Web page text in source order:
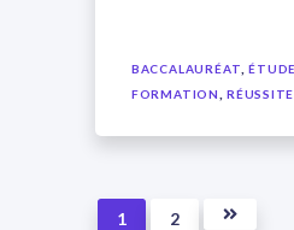
BACCALAURÉAT,
FORMATION, RÉUSSITE
1 2